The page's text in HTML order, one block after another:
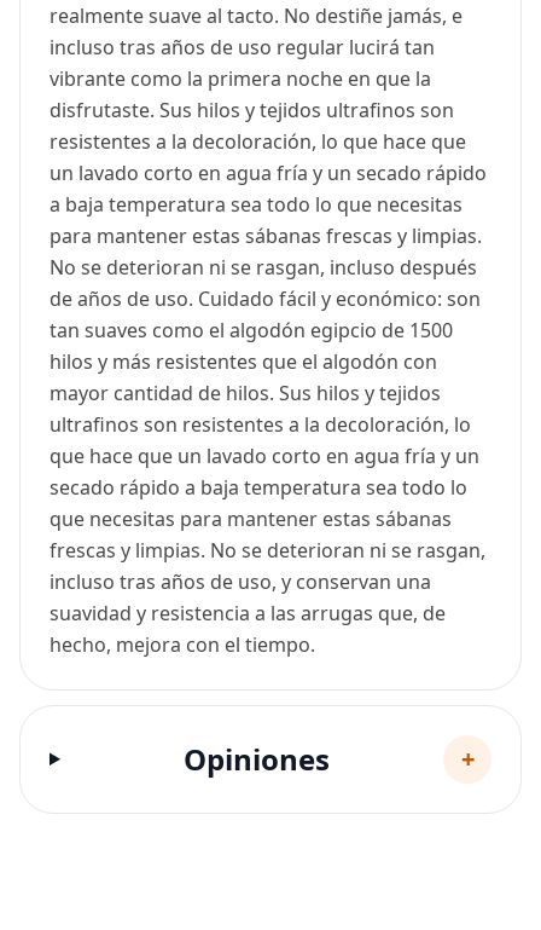
realmente suave al tacto. No destiñe jamás, e
incluso tras años de uso regular lucirá tan
vibrante como la primera noche en que la
disfrutaste. Sus hilos y tejidos ultrafinos son
resistentes a la decoloración, lo que hace que
un lavado corto en agua fría y un secado rápido
a baja temperatura sea todo lo que necesitas
para mantener estas sábanas frescas y limpias.
No se deterioran ni se rasgan, incluso después
de años de uso. Cuidado fácil y económico: son
tan suaves como el algodón egipcio de 1500
hilos y más resistentes que el algodón con
mayor cantidad de hilos. Sus hilos y tejidos
ultrafinos son resistentes a la decoloración, lo
que hace que un lavado corto en agua fría y un
secado rápido a baja temperatura sea todo lo
que necesitas para mantener estas sábanas
frescas y limpias. No se deterioran ni se rasgan,
incluso tras años de uso, y conservan una
suavidad y resistencia a las arrugas que, de
hecho, mejora con el tiempo.
Opiniones +